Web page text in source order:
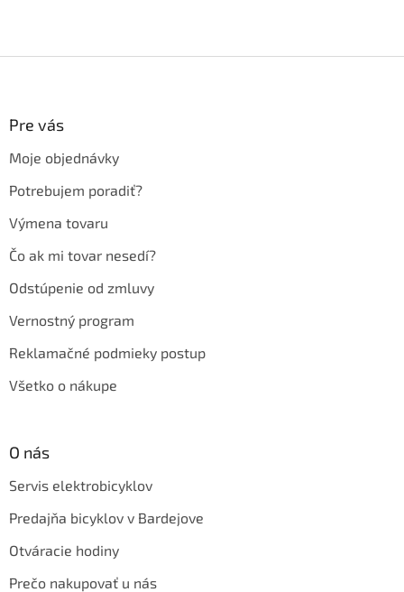
Pre vás
Moje objednávky
Potrebujem poradiť?
Výmena tovaru
Čo ak mi tovar nesedí?
Odstúpenie od zmluvy
Vernostný program
Reklamačné podmieky postup
Všetko o nákupe
O nás
Servis elektrobicyklov
Predajňa bicyklov v Bardejove
Otváracie hodiny
Prečo nakupovať u nás